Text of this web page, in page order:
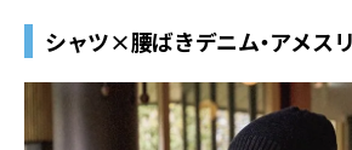
シャツ×腰ばきデニム・アメス